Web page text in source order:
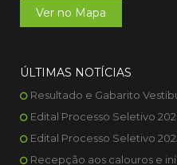
Ver no Mapa
ÚLTIMAS NOTÍCIAS
Resultado e Gabarito
Edital Processo Seletivo
Edital Processo Seletivo
Recepção aos calouros e